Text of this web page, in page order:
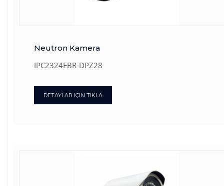
Neutron Kamera
IPC2324EBR-DPZ28
DETAYLAR IÇIN TIKLA